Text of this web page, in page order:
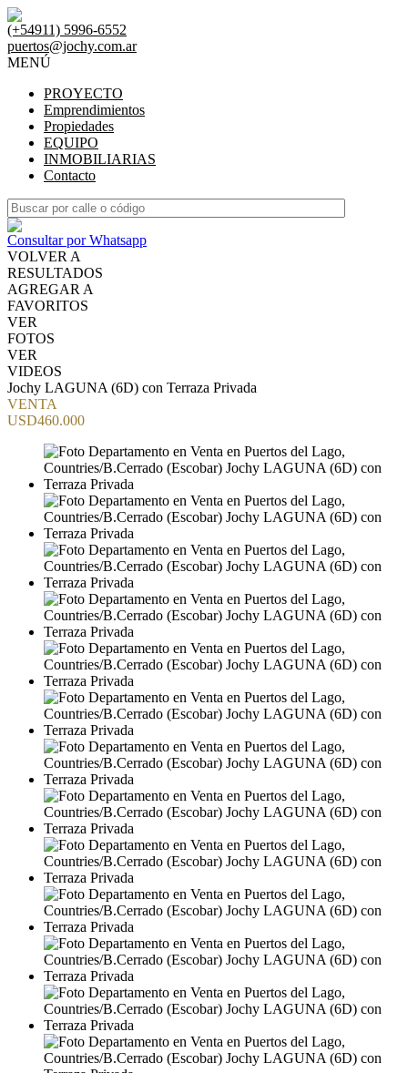
(+54911) 5996-6552
puertos@jochy.com.ar
MENÚ
PROYECTO
Emprendimientos
Propiedades
EQUIPO
INMOBILIARIAS
Contacto
Consultar por Whatsapp
VOLVER A
RESULTADOS
AGREGAR A
FAVORITOS
VER
FOTOS
VER
VIDEOS
Jochy LAGUNA (6D) con Terraza Privada
VENTA
USD460.000